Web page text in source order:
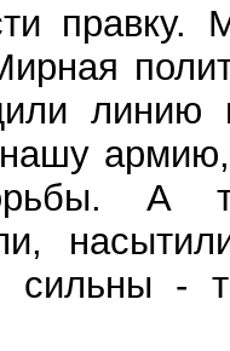
правку.
А
сильны -